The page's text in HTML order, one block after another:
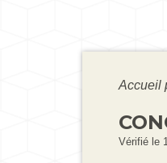
Accueil
Vérifié le